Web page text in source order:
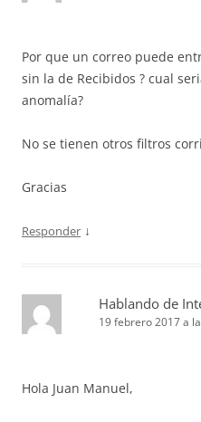
Por que un correo puede
sin la de Recibidos ? cual
anomalía?
No se tienen otros filtros
Gracias
Responder ↓
Hablando de
19 febrero 2017 a
Hola Juan Manuel,